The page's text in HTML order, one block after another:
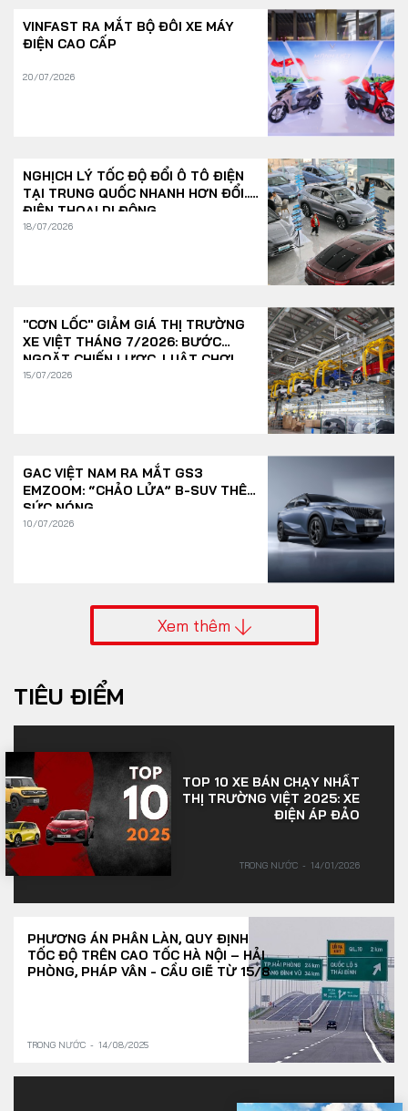
VINFAST RA MẮT BỘ ĐÔI XE MÁY
ĐIỆN CAO CẤP
20/07/2026
NGHỊCH LÝ TỐC ĐỘ ĐỔI Ô TÔ ĐIỆN
TẠI TRUNG QUỐC NHANH HƠN ĐỔI...
ĐIỆN THOẠI DI ĐỘNG
18/07/2026
"CƠN LỐC" GIẢM GIÁ THỊ TRƯỜNG
XE VIỆT THÁNG 7/2026: BƯỚC
NGOẶT CHIẾN LƯỢC, LUẬT CHƠI
THAY ĐỔI
15/07/2026
GAC VIỆT NAM RA MẮT GS3
EMZOOM: “CHẢO LỬA” B-SUV THÊM
SỨC NÓNG
10/07/2026
Xem thêm
TIÊU ĐIỂM
TOP 10 XE BÁN CHẠY NHẤT
THỊ TRƯỜNG VIỆT 2025: XE
ĐIỆN ÁP ĐẢO
TRONG NƯỚC 14/01/2026
PHƯƠNG ÁN PHÂN LÀN, QUY ĐỊNH
TỐC ĐỘ TRÊN CAO TỐC HÀ NỘI – HẢI
PHÒNG, PHÁP VÂN - CẦU GIẼ TỪ 15/8
TRONG NƯỚC 14/08/2025